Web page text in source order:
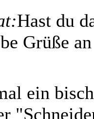
Hast du
Grüße
ein